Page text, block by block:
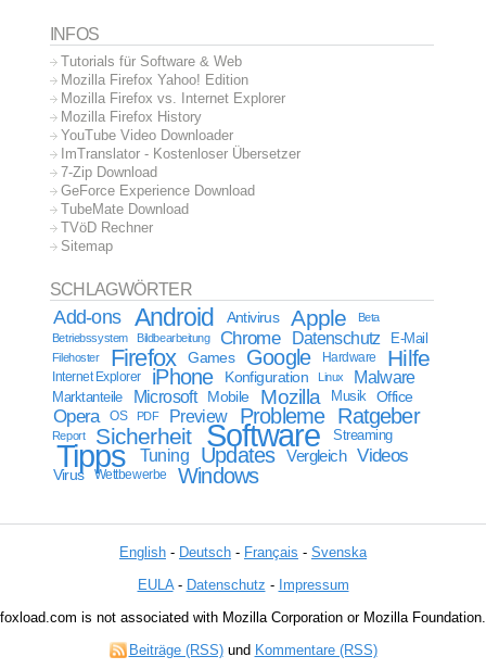
INFOS
Tutorials für Software & Web
Mozilla Firefox Yahoo! Edition
Mozilla Firefox vs. Internet Explorer
Mozilla Firefox History
YouTube Video Downloader
ImTranslator - Kostenloser Übersetzer
7-Zip Download
GeForce Experience Download
TubeMate Download
TVöD Rechner
Sitemap
SCHLAGWÖRTER
Add-ons Android Antivirus Apple
Beta
Betriebssystem
Bildbearbeitung Chrome Datenschutz E-Mail
Filehoster Firefox Games Google Hardware Hilfe
Internet Explorer iPhone Konfiguration Linux Malware
Marktanteile Microsoft Mobile Mozilla Musik Office
Opera OS PDF Preview Probleme Ratgeber
Report Sicherheit Software Streaming
Tipps Tuning Updates Vergleich Videos
Virus Wettbewerbe Windows
English - Deutsch - Français - Svenska
EULA- Datenschutz - Impressum
foxload.com is not associated with Mozilla Corporation or Mozilla Foundation.
Beiträge (RSS)und Kommentare (RSS)